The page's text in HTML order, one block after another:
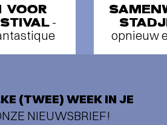
VOOR
-
opnieuw
(TWEE) WEEK IN JE
NIEUWSBRIEF!